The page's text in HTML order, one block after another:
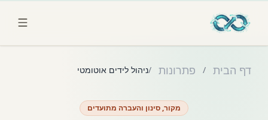
דף הבית / פתרונות /ניהול לידים אוטומטי
מקור, סינון והעברה מתועדים